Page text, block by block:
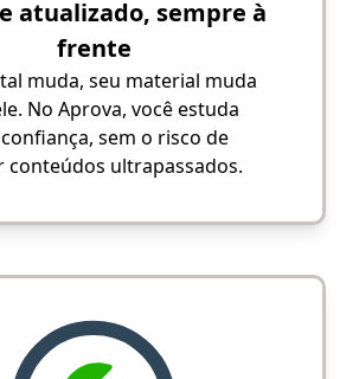
atualizado, sempre à
frente
muda, seu material muda
No Aprova, você estuda
sem o risco de
conteúdos ultrapassados.